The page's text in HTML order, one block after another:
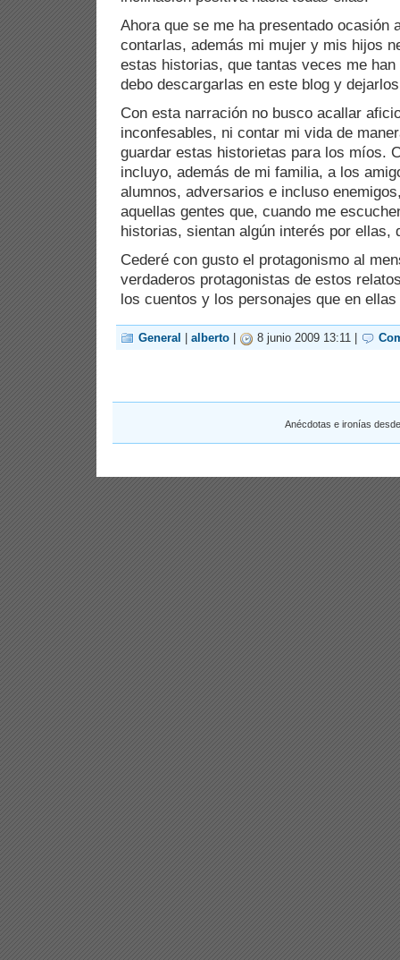
Ahora que se me ha presentado ocasión
contarlas, además mi mujer y mis hijos
estas historias, que tantas veces me
debo descargarlas en este blog y
Con esta narración no busco acallar
inconfesables, ni contar mi vida de
guardar estas historietas para los míos.
incluyo, además de mi familia, a los
alumnos, adversarios e incluso
aquellas gentes que, cuando me
historias, sientan algún interés por ellas,
Cederé con gusto el protagonismo al
verdaderos protagonistas de estos
los cuentos y los personajes que en
General alberto 8 junio 2009 13:11 |
Anécdotas e ironías